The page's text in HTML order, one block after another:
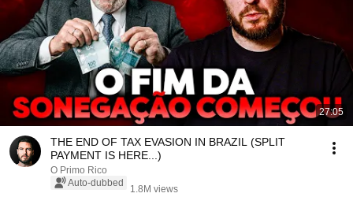
27:05
THE END OF TAX EVASION IN BRAZIL (SPLIT
PAYMENT IS HERE...)
O Primo Rico
Auto-dubbed
1.8M views